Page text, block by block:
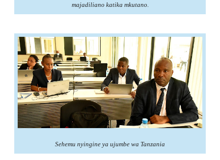
majadiliano katika mkutano.
Sehemu nyingine ya ujumbe wa Tanzania